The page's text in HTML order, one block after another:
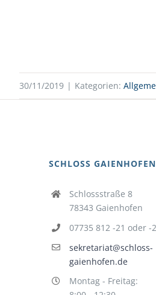
30/11/2019 | Kategorien:
SCHLOSS GAIENHOFEN
Schlossstraße 8
78343 Gaienhofen
07735 812 -21 oder -
sekretariat@schloss-
gaienhofen.de
Montag - Freitag: